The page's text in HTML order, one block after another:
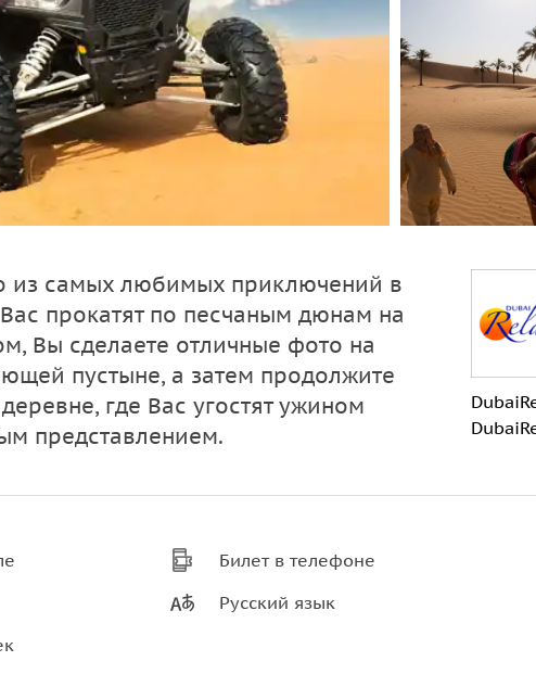
из самых любимых приключений в
прокатят по песчаным дюнам на
Вы сделаете отличные фото на
пустыне, а затем продолжите
где Вас угостят ужином
представлением.
Билет в телефоне
Русский язык